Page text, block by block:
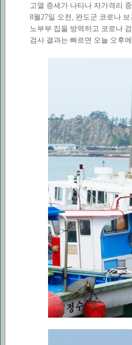
고열 증세가 나타나 자가격리
8월27일 오전, 완도군 코로나
노부부 집을 방역하고 코로나
검사 결과는 빠르면 오늘 오후